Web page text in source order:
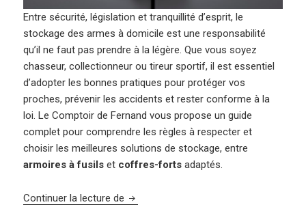
Entre sécurité, législation et tranquillité d’esprit, le
stockage des armes à domicile est une responsabilité
qu’il ne faut pas prendre à la légère. Que vous soyez
chasseur, collectionneur ou tireur sportif, il est essentiel
d’adopter les bonnes pratiques pour protéger vos
proches, prévenir les accidents et rester conforme à la
loi. Le Comptoir de Fernand vous propose un guide
complet pour comprendre les règles à respecter et
choisir les meilleures solutions de stockage, entre
armoires à fusils et coffres-forts adaptés.
Continuer la lecture de Armes et munitions : comment les